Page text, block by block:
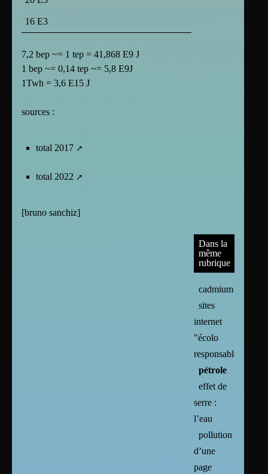
16 E3
7,2 bep ~= 1 tep = 41,868 E9 J
1 bep ~= 0,14 tep ~= 5,8 E9J
1Twh = 3,6 E15 J
sources :
total 2017
total 2022
[bruno sanchiz]
Dans la
même
rubrique
cadmium
sites
internet
"écolo
responsables"
pétrole
effet de
serre :
l’eau
pollution
d’une
page